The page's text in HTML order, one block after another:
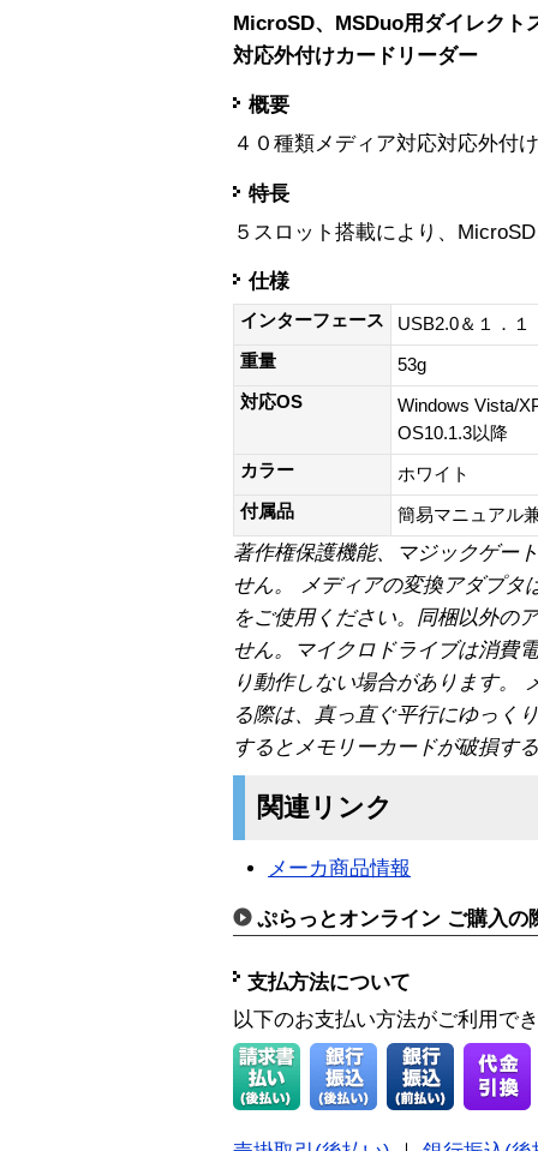
MicroSD、MSDuo用ダイレクト
対応外付けカードリーダー
概要
４０種類メディア対応対応外付
特長
５スロット搭載により、
仕様
インターフェース
USB2.0＆１．
重量
53g
対応OS
Windows Vista/
OS10.1.3以降
カラー
ホワイト
付属品
簡易マニュアル
著作権保護機能、マジックゲー
せん。
メディアの変換アダプタ
をご使用ください。同梱以外の
せん。マイクロドライブは消費
り動作しない場合があります。
る際は、真っ直ぐ平行にゆっく
するとメモリーカードが破損す
関連リンク
メーカ商品情報
ぷらっとオンライン ご購入の
支払方法について
以下のお支払い方法がご利用で